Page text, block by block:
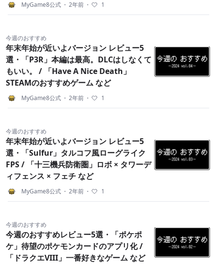
MyGame8公式 ・ 2年前 ・ 1
今週のおすすめ
年末年始が近いよバージョン レビュー5
選・「P3R」本編は最高。DLCはしなくて
もいい。 / 「Have A Nice Death」
STEAMのおすすめゲーム など
MyGame8公式 ・ 2年前 ・ 1
今週のおすすめ
年末年始が近いよバージョン レビュー5
選・「Sulfur」タルコフ風ローグライク
FPS / 「十三機兵防衛圏」ロボ × タワーデ
ィフェンス × フェチ など
MyGame8公式 ・ 2年前 ・ 1
今週のおすすめ
今週のおすすめレビュー5選・「ポケポ
ケ」待望のポケモンカードのアプリ化 /
「ドラクエVIII」一番好きなゲーム など